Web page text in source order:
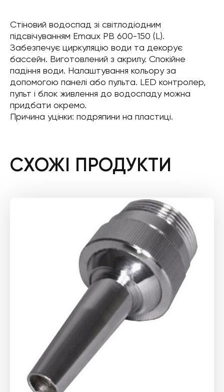
Стіновий водоспад зі світлодіодним
підсвічуванням Emaux PB 600-150 (L).
Забезпечує циркуляцію води та декорує
бассейн. Виготовлений з акрилу. Спокійне
падіння води. Налаштування кольору за
допомогою панелі або пульта. LED контролер,
пульт і блок живлення до водоспаду можна
придбати окремо.
Причина уцінки: подряпини на пластиці.
СХОЖІ ПРОДУКТИ